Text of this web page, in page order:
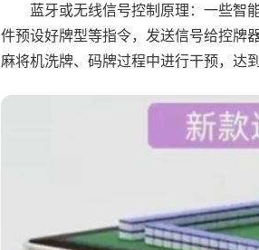
蓝牙或无线信号控制原理：一些智
件预设好牌型等指令，发送信号给控牌
麻将机洗牌、码牌过程中进行干预，达